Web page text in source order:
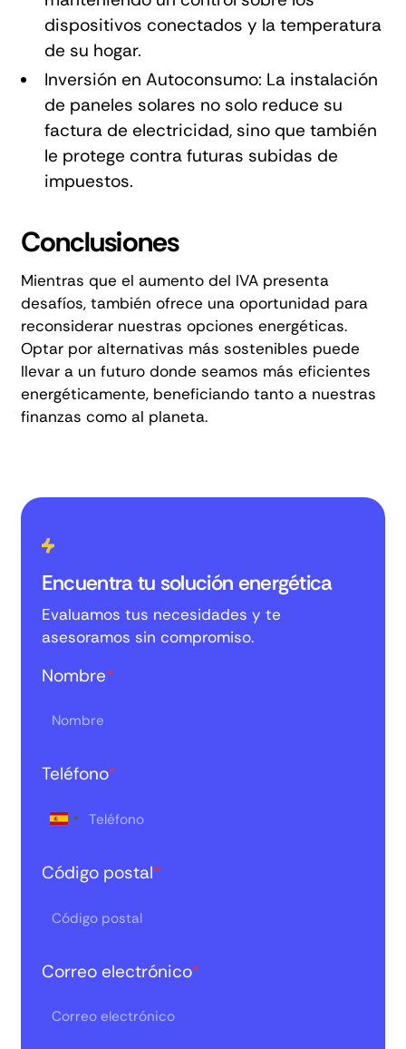
dispositivos conectados y la temperatura
de su hogar.
Inversión en Autoconsumo: La instalación
de paneles solares no solo reduce su
factura de electricidad, sino que también
le protege contra futuras subidas de
impuestos.
Conclusiones
Mientras que el aumento del IVA presenta
desafíos, también ofrece una oportunidad para
reconsiderar nuestras opciones energéticas.
Optar por alternativas más sostenibles puede
llevar a un futuro donde seamos más eficientes
energéticamente, beneficiando tanto a nuestras
finanzas como al planeta.
Encuentra tu solución energética
Evaluamos tus necesidades y te
asesoramos sin compromiso.
Nombre*
Teléfono*
Código postal*
Correo electrónico*